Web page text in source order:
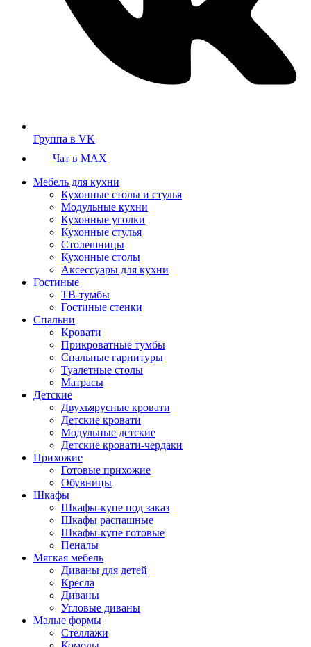
Группа в VK
Чат в MAX
Мебель для кухни
Кухонные столы и стулья
Модульные кухни
Кухонные уголки
Кухонные стулья
Столешницы
Кухонные столы
Аксессуары для кухни
Гостиные
ТВ-тумбы
Гостиные стенки
Спальни
Кровати
Прикроватные тумбы
Спальные гарнитуры
Туалетные столы
Матрасы
Детские
Двухъярусные кровати
Детские кровати
Модульные детские
Детские кровати-чердаки
Прихожие
Готовые прихожие
Обувницы
Шкафы
Шкафы-купе под заказ
Шкафы распашные
Шкафы-купе готовые
Пеналы
Мягкая мебель
Диваны для детей
Кресла
Диваны
Угловые диваны
Малые формы
Стеллажи